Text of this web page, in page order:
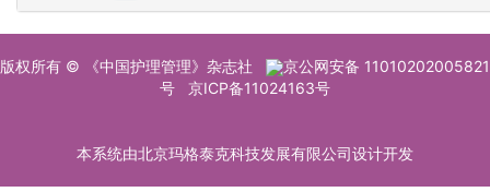
版权所有 © 《中国护理管理》杂志社
京公网安备 11010202005821
号
京ICP备11024163号
本系统由北京玛格泰克科技发展有限公司设计开发